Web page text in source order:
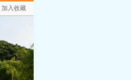
加入收藏